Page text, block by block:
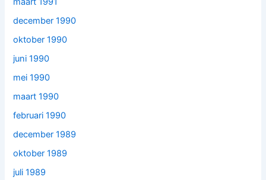
december 1990
oktober 1990
juni 1990
mei 1990
maart 1990
februari 1990
december 1989
oktober 1989
juli 1989